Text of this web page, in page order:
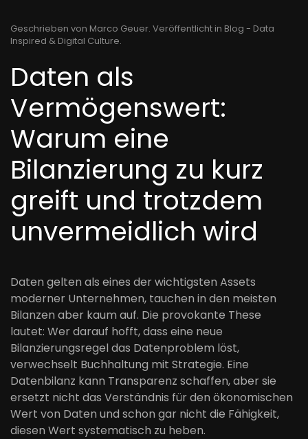
Geschrieben von Marco Geuer. Veröffentlicht in Blog - Data
Inspired & Digital Culture.
Daten als
Vermögenswert:
Warum eine
Bilanzierung zu kurz
greift und trotzdem
unvermeidlich wird
Daten gelten als eines der wichtigsten Assets
moderner Unternehmen, tauchen in den meisten
Bilanzen aber kaum auf. Die provokante These
lautet: Wer darauf hofft, dass eine neue
Bilanzierungsregel das Datenproblem löst,
verwechselt Buchhaltung mit Strategie. Eine
Datenbilanz kann Transparenz schaffen, aber sie
ersetzt nicht das Verständnis für den ökonomischen
Wert von Daten und schon gar nicht die Fähigkeit,
diesen Wert systematisch zu heben.